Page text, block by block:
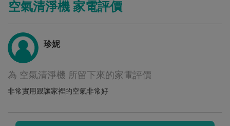
空氣清淨機 家電評價
珍妮
為 空氣清淨機 所留下來的家電評價
非常實用跟讓家裡的空氣非常好